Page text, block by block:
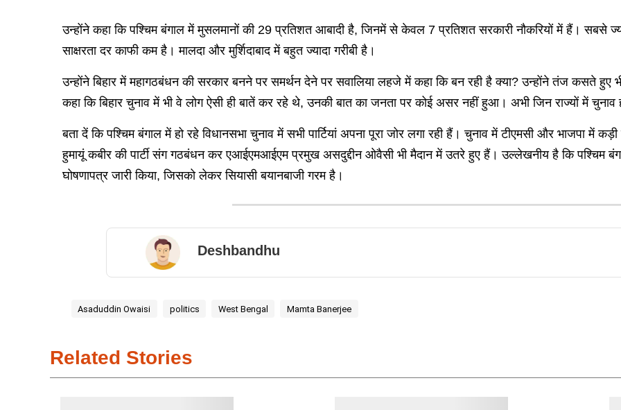
उन्होंने कहा कि पश्चिम बंगाल में मुसलमानों की 29 प्रतिशत आबादी है, जिनमें से केवल 7 प्रतिशत सरकारी नौकरियों में हैं। सबसे
साक्षरता दर काफी कम है। मालदा और मुर्शिदाबाद में बहुत ज्यादा गरीबी है।
उन्होंने बिहार में महागठबंधन की सरकार बनने पर समर्थन देने पर सवालिया लहजे में कहा कि बन रही है क्या? उन्होंने तंज कसते हुए
कहा कि बिहार चुनाव में भी वे लोग ऐसी ही बातें कर रहे थे, उनकी बात का जनता पर कोई असर नहीं हुआ। अभी जिन राज्यों में चुनाव
बता दें कि पश्चिम बंगाल में हो रहे विधानसभा चुनाव में सभी पार्टियां अपना पूरा जोर लगा रही हैं। चुनाव में टीएमसी और भाजपा में
हुमायूं कबीर की पार्टी संग गठबंधन कर एआईएमआईएम प्रमुख असदुद्दीन ओवैसी भी मैदान में उतरे हुए हैं। उल्लेखनीय है कि पश्चिम
घोषणापत्र जारी किया, जिसको लेकर सियासी बयानबाजी गरम है।
Deshbandhu
Asaduddin Owaisi politics West Bengal Mamta Banerjee
Related Stories